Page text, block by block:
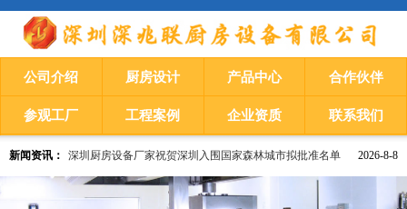
公司介绍 厨房设计 产品中心 合作伙伴
参观工厂 工程案例 企业资质 联系我们
2026-8-8
新闻资讯： 深圳厨房设备厂家祝贺深圳入围国家森林城市拟批准名单
深圳厨房设备厂家 ​深圳限价租赁房“一年一调”，年租金涨幅不超5％